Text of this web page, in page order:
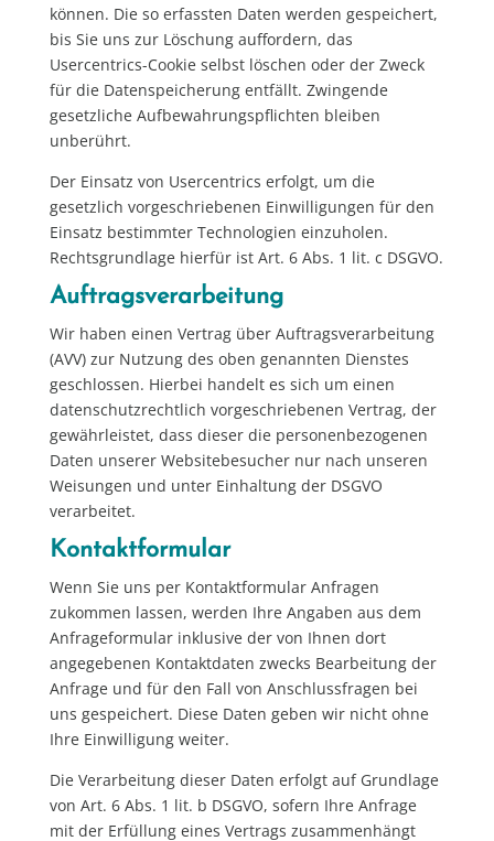
können. Die so erfassten Daten werden gespeichert,
bis Sie uns zur Löschung auffordern, das
Usercentrics-Cookie selbst löschen oder der Zweck
für die Datenspeicherung entfällt. Zwingende
gesetzliche Aufbewahrungspflichten bleiben
unberührt.
Der Einsatz von Usercentrics erfolgt, um die
gesetzlich vorgeschriebenen Einwilligungen für den
Einsatz bestimmter Technologien einzuholen.
Rechtsgrundlage hierfür ist Art. 6 Abs. 1 lit. c DSGVO.
Auftragsverarbeitung
Wir haben einen Vertrag über Auftragsverarbeitung
(AVV) zur Nutzung des oben genannten Dienstes
geschlossen. Hierbei handelt es sich um einen
datenschutzrechtlich vorgeschriebenen Vertrag, der
gewährleistet, dass dieser die personenbezogenen
Daten unserer Websitebesucher nur nach unseren
Weisungen und unter Einhaltung der DSGVO
verarbeitet.
Kontaktformular
Wenn Sie uns per Kontaktformular Anfragen
zukommen lassen, werden Ihre Angaben aus dem
Anfrageformular inklusive der von Ihnen dort
angegebenen Kontaktdaten zwecks Bearbeitung der
Anfrage und für den Fall von Anschlussfragen bei
uns gespeichert. Diese Daten geben wir nicht ohne
Ihre Einwilligung weiter.
Die Verarbeitung dieser Daten erfolgt auf Grundlage
von Art. 6 Abs. 1 lit. b DSGVO, sofern Ihre Anfrage
mit der Erfüllung eines Vertrags zusammenhängt